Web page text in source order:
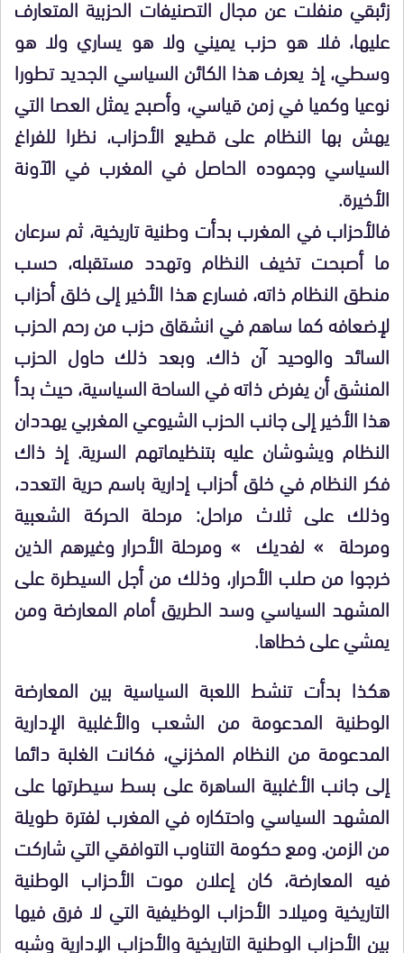
زئبقي منفلت عن مجال التصنيفات الحزبية المتعارف
عليها، فلا هو حزب يميني ولا هو يساري ولا هو
وسطي، إذ يعرف هذا الكائن السياسي الجديد تطورا
نوعيا وكميا في زمن قياسي، وأصبح يمثل العصا التي
يهش بها النظام على قطيع الأحزاب، نظرا للفراغ
السياسي وجموده الحاصل في المغرب في الآونة
الأخيرة.
فالأحزاب في المغرب بدأت وطنية تاريخية، ثم سرعان
ما أصبحت تخيف النظام وتهدد مستقبله، حسب
منطق النظام ذاته، فسارع هذا الأخير إلى خلق أحزاب
لإضعافه كما ساهم في انشقاق حزب من رحم الحزب
السائد والوحيد آن ذاك. وبعد ذلك حاول الحزب
المنشق أن يفرض ذاته في الساحة السياسية، حيث بدأ
هذا الأخير إلى جانب الحزب الشيوعي المغربي يهددان
النظام ويشوشان عليه بتنظيماتهم السرية. إذ ذاك
فكر النظام في خلق أحزاب إدارية باسم حرية التعدد،
وذلك على ثلاث مراحل: مرحلة الحركة الشعبية
ومرحلة » لفديك » ومرحلة الأحرار وغيرهم الذين
خرجوا من صلب الأحرار، وذلك من أجل السيطرة على
المشهد السياسي وسد الطريق أمام المعارضة ومن
يمشي على خطاها.
هكذا بدأت تنشط اللعبة السياسية بين المعارضة
الوطنية المدعومة من الشعب والأغلبية الإدارية
المدعومة من النظام المخزني، فكانت الغلبة دائما
إلى جانب الأغلبية الساهرة على بسط سيطرتها على
المشهد السياسي واحتكاره في المغرب لفترة طويلة
من الزمن. ومع حكومة التناوب التوافقي التي شاركت
فيه المعارضة، كان إعلان موت الأحزاب الوطنية
التاريخية وميلاد الأحزاب الوظيفية التي لا فرق فيها
بين الأحزاب الوطنية التاريخية والأحزاب الإدارية وشبه